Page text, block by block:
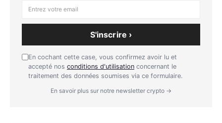
Une approche disciplinée consiste à utiliser quelques
repères simples: prix actuel, variations par horizon,
plage 52 semaines et rappel des facteurs clés. Cela
de réagir à chaque mouvement de marché.
américain / Dollar de Singapour ?
S'inscrire ›
En cochant cette case, vous confirmez avoir lu et
accepté nos conditions d'utilisation concernant le
traitement des données soumises via ce formulaire.
En savoir plus sur notre newsletter crypto →